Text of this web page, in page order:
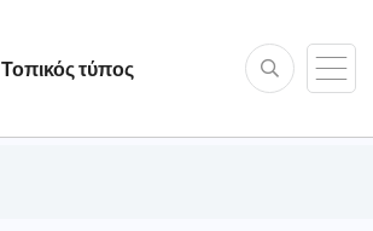
Τοπικός τύπος